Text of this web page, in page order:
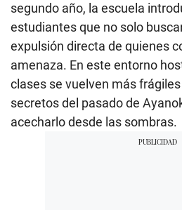
segundo año, la escuela
estudiantes que no solo
expulsión directa de quienes
amenaza. En este entorno
clases se vuelven más
secretos del pasado de
acecharlo desde las sombras.